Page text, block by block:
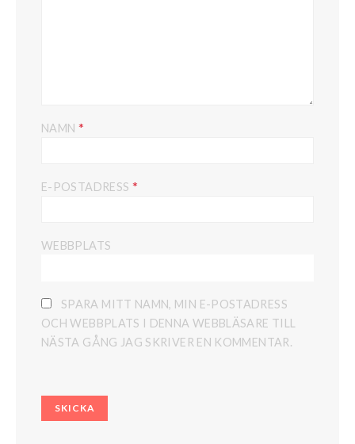
NAMN *
E-POSTADRESS *
WEBBPLATS
SPARA MITT NAMN, MIN E-POSTADRESS
OCH WEBBPLATS I DENNA WEBBLÄSARE TILL
NÄSTA GÅNG JAG SKRIVER EN KOMMENTAR.